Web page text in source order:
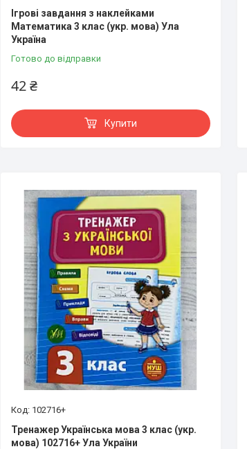
Ігрові завдання з наклейками
Математика 3 клас (укр. мова) Ула
Україна
Готово до відправки
42 ₴
Купити
102716+
Тренажер Українська мова 3 клас (укр.
мова) 102716+ Ула України